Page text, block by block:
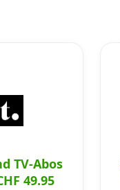
TV-Abos
49.95